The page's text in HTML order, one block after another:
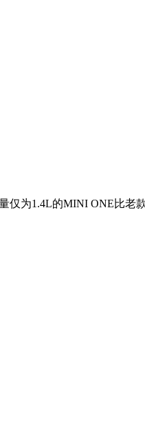
为1.4L的MINI ONE比老